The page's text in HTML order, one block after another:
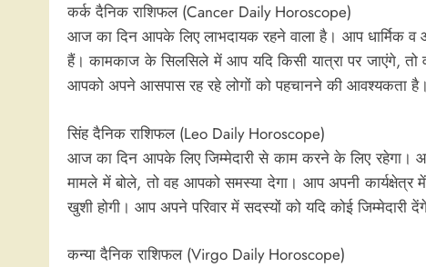
कर्क दैनिक राशिफल (Cancer Daily Horoscope)
आज का दिन आपके लिए लाभदायक रहने वाला है। आप धार्मिक
हैं। कामकाज के सिलसिले में आप यदि किसी यात्रा पर जाएंगे,
आपको अपने आसपास रह रहे लोगों को पहचानने की आवश्यकता
सिंह दैनिक राशिफल (Leo Daily Horoscope)
आज का दिन आपके लिए जिम्मेदारी से काम करने के लिए
मामले में बोले, तो वह आपको समस्या देगा। आप अपनी
खुशी होगी। आप अपने परिवार में सदस्यों को यदि कोई
कन्या दैनिक राशिफल (Virgo Daily Horoscope)